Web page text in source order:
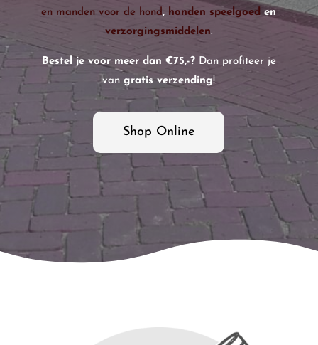
en manden voor de hond, honden speelgoed en
verzorgingsmiddelen.
Bestel je voor meer dan €75,-?Dan profiteer je
vangratis verzending!
Shop Online